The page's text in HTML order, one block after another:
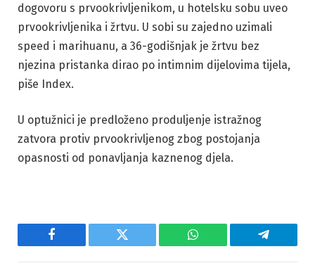
dogovoru s prvookrivljenikom, u hotelsku sobu uveo
prvookrivljenika i žrtvu. U sobi su zajedno uzimali
speed i marihuanu, a 36-godišnjak je žrtvu bez
njezina pristanka dirao po intimnim dijelovima tijela,
piše Index.
U optužnici je predloženo produljenje istražnog
zatvora protiv prvookrivljenog zbog postojanja
opasnosti od ponavljanja kaznenog djela.
Facebook Twitter WhatsApp Telegram